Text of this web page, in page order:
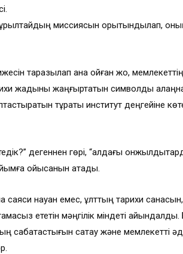
миссиясын қорытындылап, оның
таразылап қана қойған жоқ,
жадыны жаңғыртатын символдық
тұрақты институт деңгейіне
дегеннен гөрі, “алдағы
ойысқанын атады.
науқан емес, ұлттың тарихи санасын,
ететін мәңгілік міндеті айқындалды.
сабақтастығын сақтау және мемлекетті